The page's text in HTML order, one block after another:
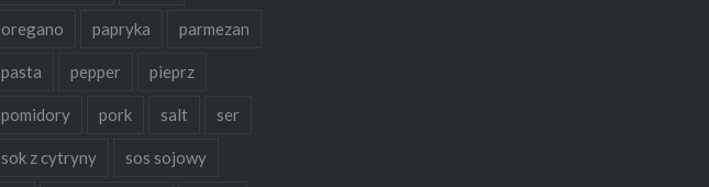
oregano papryka parmezan
pasta pepper pieprz
pomidory pork salt ser
sok z cytryny sos sojowy